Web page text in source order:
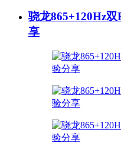
骁龙865+120Hz
享